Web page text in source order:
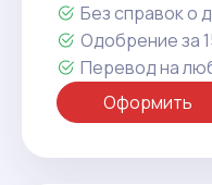
Без справок о
Одобрение за
Перевод на
Оформить